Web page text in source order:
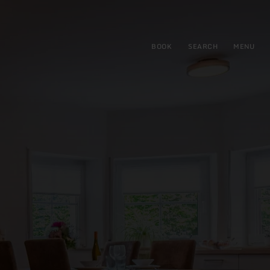
BOOK SEARCH MENU